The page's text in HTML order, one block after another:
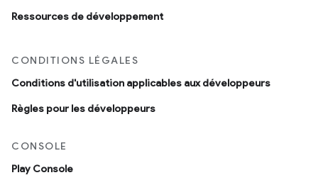
Ressources de développement
CONDITIONS LÉGALES
Conditions d'utilisation applicables aux développeurs
Règles pour les développeurs
CONSOLE
Play Console